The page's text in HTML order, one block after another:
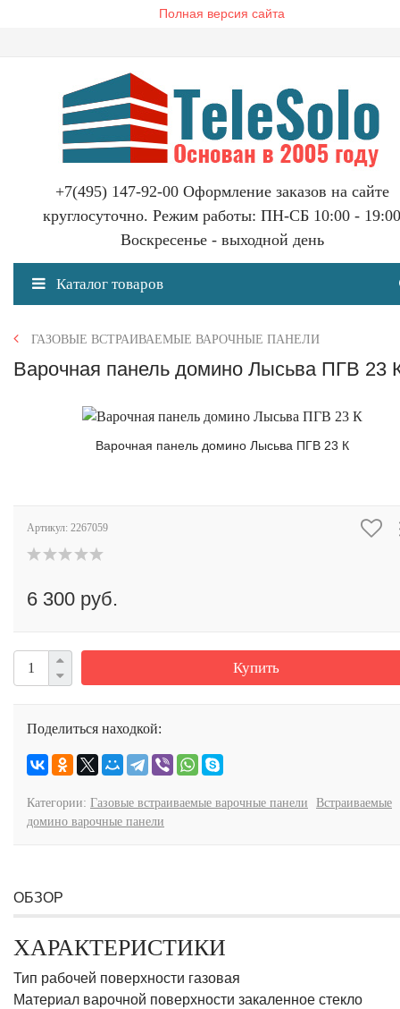
Полная версия сайта
+7(495) 147-92-00 Оформление заказов на сайте
круглосуточно. Режим работы: ПН-СБ 10:00 - 19:00
Воскресенье - выходной день
Каталог товаров
ГАЗОВЫЕ ВСТРАИВАЕМЫЕ ВАРОЧНЫЕ ПАНЕЛИ
Варочная панель домино Лысьва ПГВ 23
Варочная панель домино Лысьва ПГВ 23 К
Артикул: 2267059
6 300 руб.
Купить
Поделиться находкой:
Категории: Газовые встраиваемые варочные панели
Встраиваемые
домино варочные панели
ОБЗОР
ХАРАКТЕРИСТИКИ
Тип рабочей поверхности газовая
Материал варочной поверхности закаленное стекло